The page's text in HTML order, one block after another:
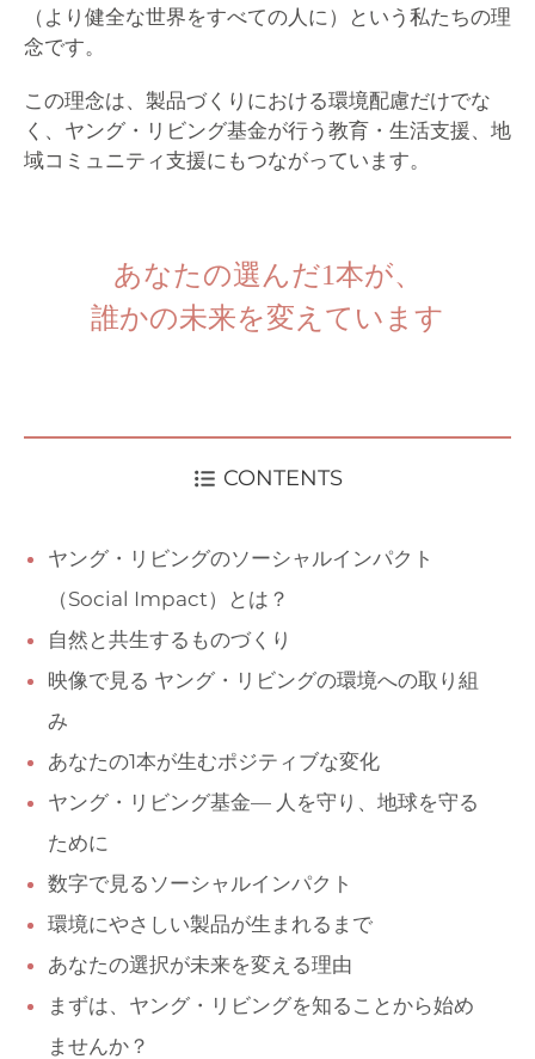
（より健全な世界をすべての人に）という私たちの理
念です。
この理念は、製品づくりにおける環境配慮だけでな
く、 ヤング・リビング基金が行う教育・生活支援、地
域コミュニティ支援にもつながっています。
あなたの選んだ1本が、
誰かの未来を変えています
CONTENTS
ヤング・リビングのソーシャルインパクト
（Social Impact）とは？
自然と共生するものづくり
映像で見る ヤング・リビングの環境への取り組
み
あなたの1本が生むポジティブな変化
ヤング・リビング基金— 人を守り、地球を守る
ために
数字で見るソーシャルインパクト
環境にやさしい製品が生まれるまで
あなたの選択が未来を変える理由
まずは、ヤング・リビングを知ることから始め
ませんか？